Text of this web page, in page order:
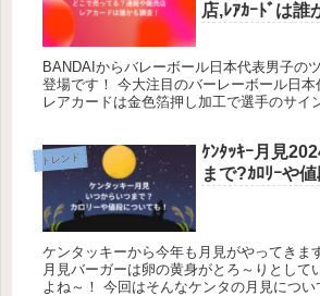
店,ﾚｱｶｰﾄﾞは誰
BANDAIからバレーボール日本代表男子の
登場です！ 今大注目のバーレーボール日本
レアカードは金色箔押し加工で選手のサイ
トレンド
ｹﾝﾀｯｷｰ月見
まで?ｶﾛﾘｰや
ケンタッキーから今年も月見がやってきま
月見バーガーは卵の黄身がとろ～りとして
よね～！ 今回はそんなケンタの月見につい